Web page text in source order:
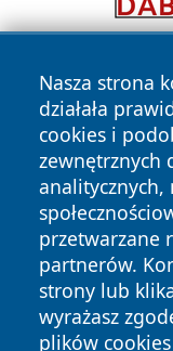
Nasza strona
działała
cookies i
zewnętrznych
przetwarzane
partnerów.
strony lub
wyrażasz
plików
Copyright © 2026
zastrzeżone.
Autorzy